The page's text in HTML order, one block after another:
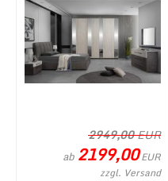
2949,00EUR
ab 2199,00EUR
zzgl. Versand